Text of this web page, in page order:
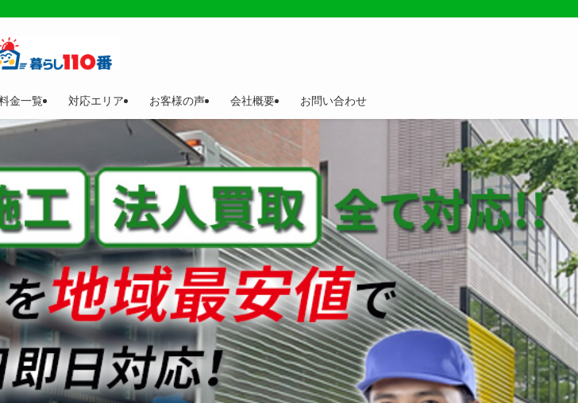
金一覧 対応エリア お客様の声 会社概要 お問い合わせ